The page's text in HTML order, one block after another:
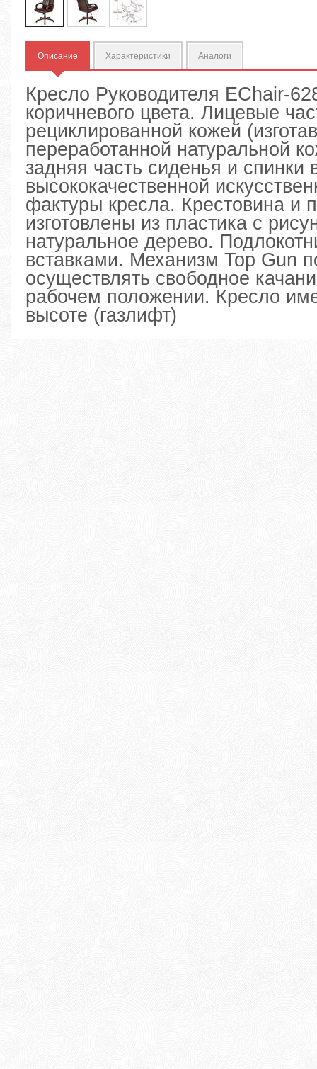
Описание Характеристики Аналоги
Кресло Руководителя EChair-
коричневого цвета. Лицевые
рециклированной кожей
переработанной натуральной
задняя часть сиденья и спинки
высококачественной
фактуры кресла. Крестовина и
изготовлены из пластика с
натуральное дерево.
вставками. Механизм Top Gun
осуществлять свободное
рабочем положении. Кресло
высоте (газлифт)